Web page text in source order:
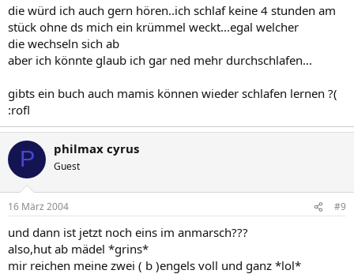
die würd ich auch gern hören..ich schlaf keine 4 stunden am
stück ohne ds mich ein krümmel weckt...egal welcher
die wechseln sich ab
aber ich könnte glaub ich gar ned mehr durchschlafen...
gibts ein buch auch mamis können wieder schlafen lernen ?(
:rofl
P philmax cyrus
Guest
16 März 2004 #9
und dann ist jetzt noch eins im anmarsch???
also,hut ab mädel *grins*
mir reichen meine zwei ( b )engels voll und ganz *lol*